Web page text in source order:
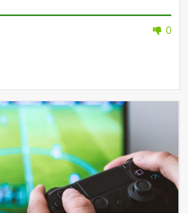
0